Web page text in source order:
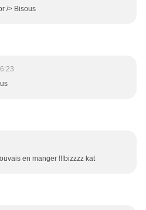
/> Bisous
en manger !!!bizzzz kat